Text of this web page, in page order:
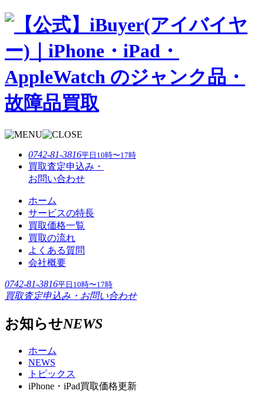
0742-81-3816平日10時〜17時
買取査定申込み・
お問い合わせ
ホーム
サービスの特⻑
買取価格一覧
買取の流れ
よくある質問
会社概要
0742-81-3816平日10時〜17時
買取査定申込み・お問い合わせ
お知らせNEWS
ホーム
NEWS
トピックス
iPhone・iPad買取価格更新